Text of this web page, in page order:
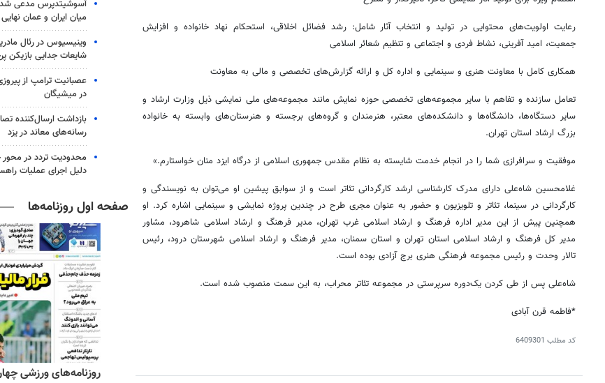
رعایت اولویت‌های محتوایی در تولید و انتخاب آثار شامل: رشد فضائل اخلاقی، استحکام نهاد خانواده و افزایش
جمعیت، امید آفرینی، نشاط فردی و اجتماعی و تنظیم شعائر اسلامی
همکاری کامل با معاونت هنری و سینمایی و اداره کل و ارائه گزارش‌های تخصصی و مالی به معاونت
تعامل سازنده و تفاهم با سایر مجموعه‌های تخصصی حوزه نمایش مانند مجموعه‌های ملی نمایشی ذیل وزارت ارشاد و
سایر دستگاه‌ها، دانشگاه‌ها و دانشکده‌های معتبر، هنرمندان و گروه‌های برجسته و هنرستان‌های وابسته به خانواده
بزرگ ارشاد استان تهران.
موفقیت و سرافرازی شما را در انجام خدمت شایسته به نظام مقدس جمهوری اسلامی از درگاه ایزد منان خواستارم.»
غلامحسین شاه‌علی دارای مدرک کارشناسی ارشد کارگردانی تئاتر است و از سوابق پیشین او می‌توان به نویسندگی و
کارگردانی در سینما، تئاتر و تلویزیون و حضور به عنوان مجری طرح در چندین پروژه نمایشی و سینمایی اشاره کرد. او
همچنین پیش از این مدیر اداره فرهنگ و ارشاد اسلامی غرب تهران، مدیر فرهنگ و ارشاد اسلامی شاهرود، مشاور
مدیر کل فرهنگ و ارشاد اسلامی استان تهران و استان سمنان، مدیر فرهنگ و ارشاد اسلامی شهرستان درود، رئیس
تالار وحدت و رئیس مجموعه فرهنگی هنری برج آزادی بوده است.
شاه‌علی پس از طی کردن یک‌دوره سرپرستی در مجموعه تئاتر محراب، به این سمت منصوب شده است.
*فاطمه قرن آبادی
کد مطلب 6409301
آسوشیتدپرس مدعی
میان ایران و عمان
وینیسیوس در رئال
شایعات جدایی بازیکن
عصبانیت ترامپ از
در میشیگان
بازداشت ارسال‌کننده
رسانه‌های معاند در یزد
محدودیت تردد در محور
دلیل اجرای عملیات
صفحه اول روزنامه‌ها
روزنامه‌های صبح چهارشنبه ۱۴ مرداد ۱۴۰۵ روزنامه‌های اقتصادی چهارشنبه ۱۴ مرداد ۱۴۰۵ روزنامه‌های ورزشی چهارشنبه ۱۴